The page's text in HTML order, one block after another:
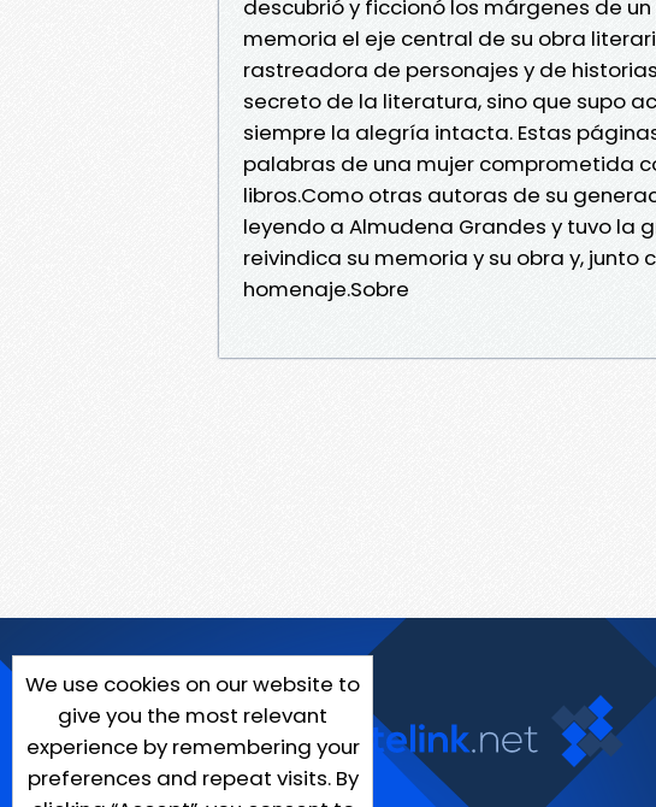
descubrió y ficcionó los márgenes de
memoria el eje central de su obra
rastreadora de personajes y de
secreto de la literatura, sino que supo
siempre la alegría intacta. Estas
palabras de una mujer comprometida
libros.Como otras autoras de su
leyendo a Almudena Grandes y tuvo la
reivindica su memoria y su obra y, junto
homenaje.Sobre
We use cookies on our website to
give you the most relevant
experience by remembering your
preferences and repeat visits. By